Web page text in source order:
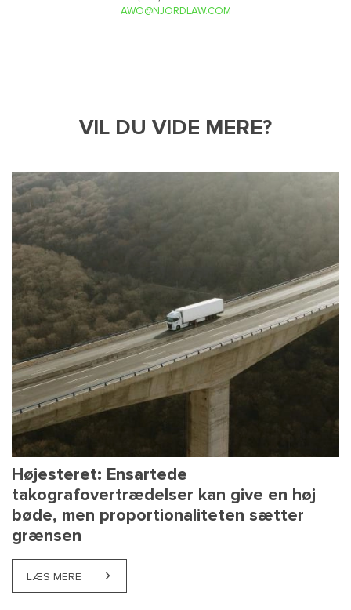
AWO@NJORDLAW.COM
VIL DU VIDE MERE?
Højesteret: Ensartede
takografovertrædelser kan give en høj
bøde, men proportionaliteten sætter
grænsen
LÆS MERE ABOUT HØJESTERET: ENSARTEDE